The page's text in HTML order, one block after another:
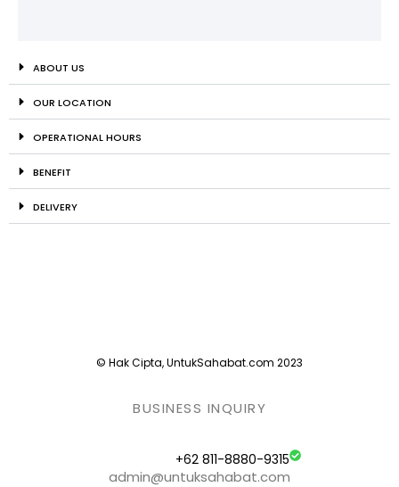
ABOUT US
OUR LOCATION
OPERATIONAL HOURS
BENEFIT
DELIVERY
© Hak Cipta, UntukSahabat.com 2023
BUSINESS INQUIRY
+62 811-8880-9315
admin@untuksahabat.com